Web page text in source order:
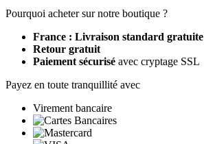
Pourquoi acheter sur notre boutique ?
France : Livraison standard gratuite
Retour gratuit
Paiement sécurisé avec cryptage SSL
Payez en toute tranquillité avec
Virement bancaire